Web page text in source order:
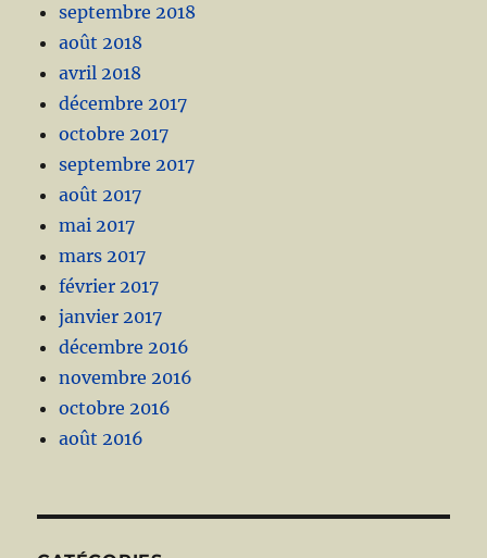
septembre 2018
août 2018
avril 2018
décembre 2017
octobre 2017
septembre 2017
août 2017
mai 2017
mars 2017
février 2017
janvier 2017
décembre 2016
novembre 2016
octobre 2016
août 2016